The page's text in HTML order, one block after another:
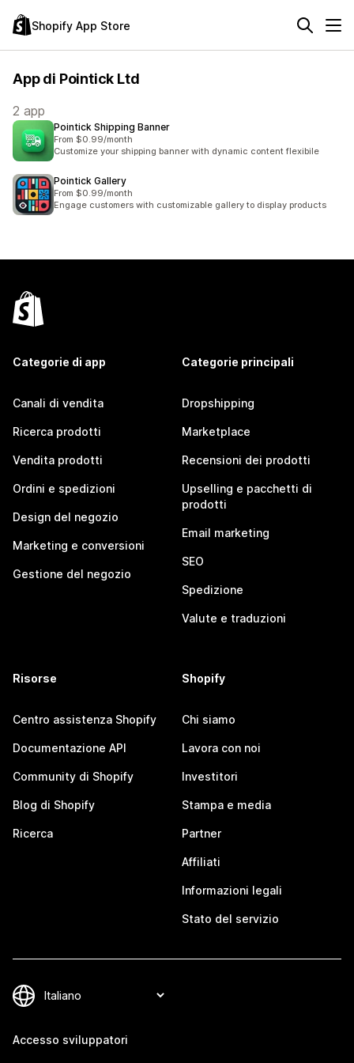
Shopify App Store
App di Pointick Ltd
2 app
Pointick Shipping Banner
From $0.99/month
Customize your shipping banner with dynamic content flexibile
Pointick Gallery
From $0.99/month
Engage customers with customizable gallery to display products
Categorie di app
Canali di vendita
Ricerca prodotti
Vendita prodotti
Ordini e spedizioni
Design del negozio
Marketing e conversioni
Gestione del negozio
Categorie principali
Dropshipping
Marketplace
Recensioni dei prodotti
Upselling e pacchetti di
prodotti
Email marketing
SEO
Spedizione
Valute e traduzioni
Risorse
Centro assistenza Shopify
Documentazione API
Community di Shopify
Blog di Shopify
Ricerca
Shopify
Chi siamo
Lavora con noi
Investitori
Stampa e media
Partner
Affiliati
Informazioni legali
Stato del servizio
Accesso sviluppatori